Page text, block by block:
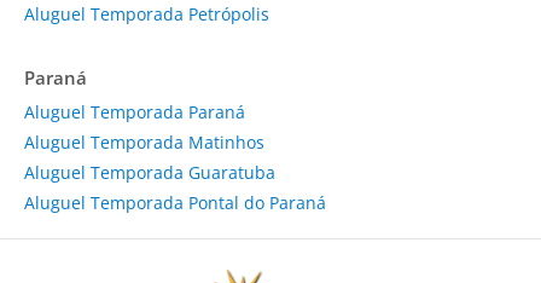
Aluguel Temporada Petrópolis
Paraná
Aluguel Temporada Paraná
Aluguel Temporada Matinhos
Aluguel Temporada Guaratuba
Aluguel Temporada Pontal do Paraná